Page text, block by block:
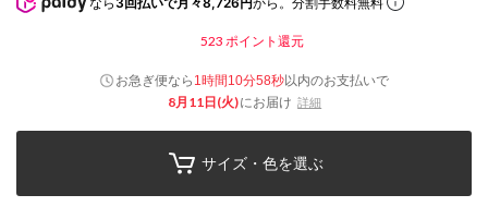
523 ポイント還元
お急ぎ便なら 1時間10分57秒以内のお支払いで
8月11日(火)にお届け 詳細
サイズ・色を選ぶ